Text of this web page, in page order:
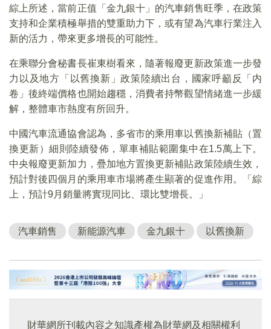
綜上所述，當前正值「金九銀十」的汽車銷售旺季，在政策
支持和企業積極舉措的雙重助力下，或有望為汽車行業注入
新的活力，帶來更多增長的可能性。
在乘聯分會秘書長崔東樹看來，隨著報廢更新政策進一步發
力以及地方「以舊換新」政策陸續出台，國家呼籲反「内
卷」後終端價格也開始趨穩，消費者持幣觀望情緒進一步緩
解，整體車市熱度有所回升。
中國汽車流通協會認為，多省市的乘用車以舊換新補貼（置
換更新）細則陸續發佈，單車補貼範圍集中在1.5萬上下。
中央報廢更新加力，疊加地方置換更新補貼政策陸續生效，
預計對後四個月的乘用車市場將產生顯著的促進作用。「綜
上，預計9月銷量將實現同比、環比雙增長。」
汽車銷售 新能源汽車 金九銀十 以舊換新
財華網所刊載內容之知識產權為財華網及相關權利